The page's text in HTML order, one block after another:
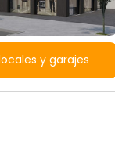
y garajes